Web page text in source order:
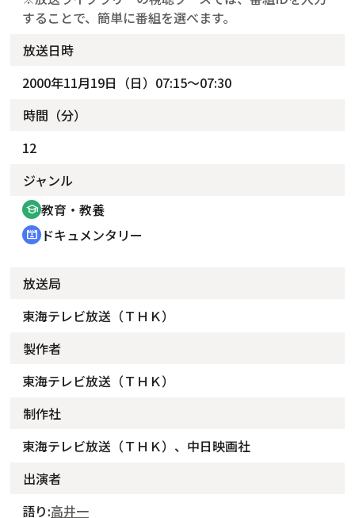
することで、簡単に番組を選べます。
放送日時
2000年11月19日（日）07:15～07:30
時間（分）
12
ジャンル
school 教育・教養
cinematic_blur ドキュメンタリー
放送局
東海テレビ放送（ＴＨＫ）
製作者
東海テレビ放送（ＴＨＫ）
制作社
東海テレビ放送（ＴＨＫ）、中日映画社
出演者
語り:高井一